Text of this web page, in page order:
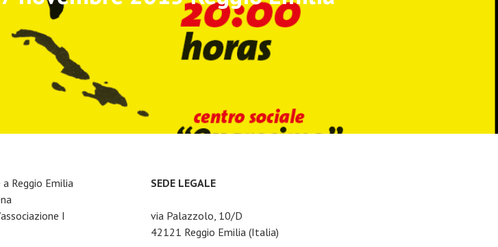
a Reggio Emilia
I
SEDE LEGALE
via Palazzolo, 10/D
42121 Reggio Emilia (Italia)